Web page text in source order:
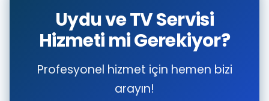
Uydu ve TV Servisi
Hizmeti mi Gerekiyor?
Profesyonel hizmet için hemen bizi
arayın!